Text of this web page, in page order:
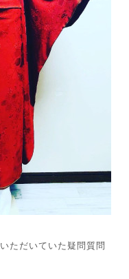
ただいていた疑問質問